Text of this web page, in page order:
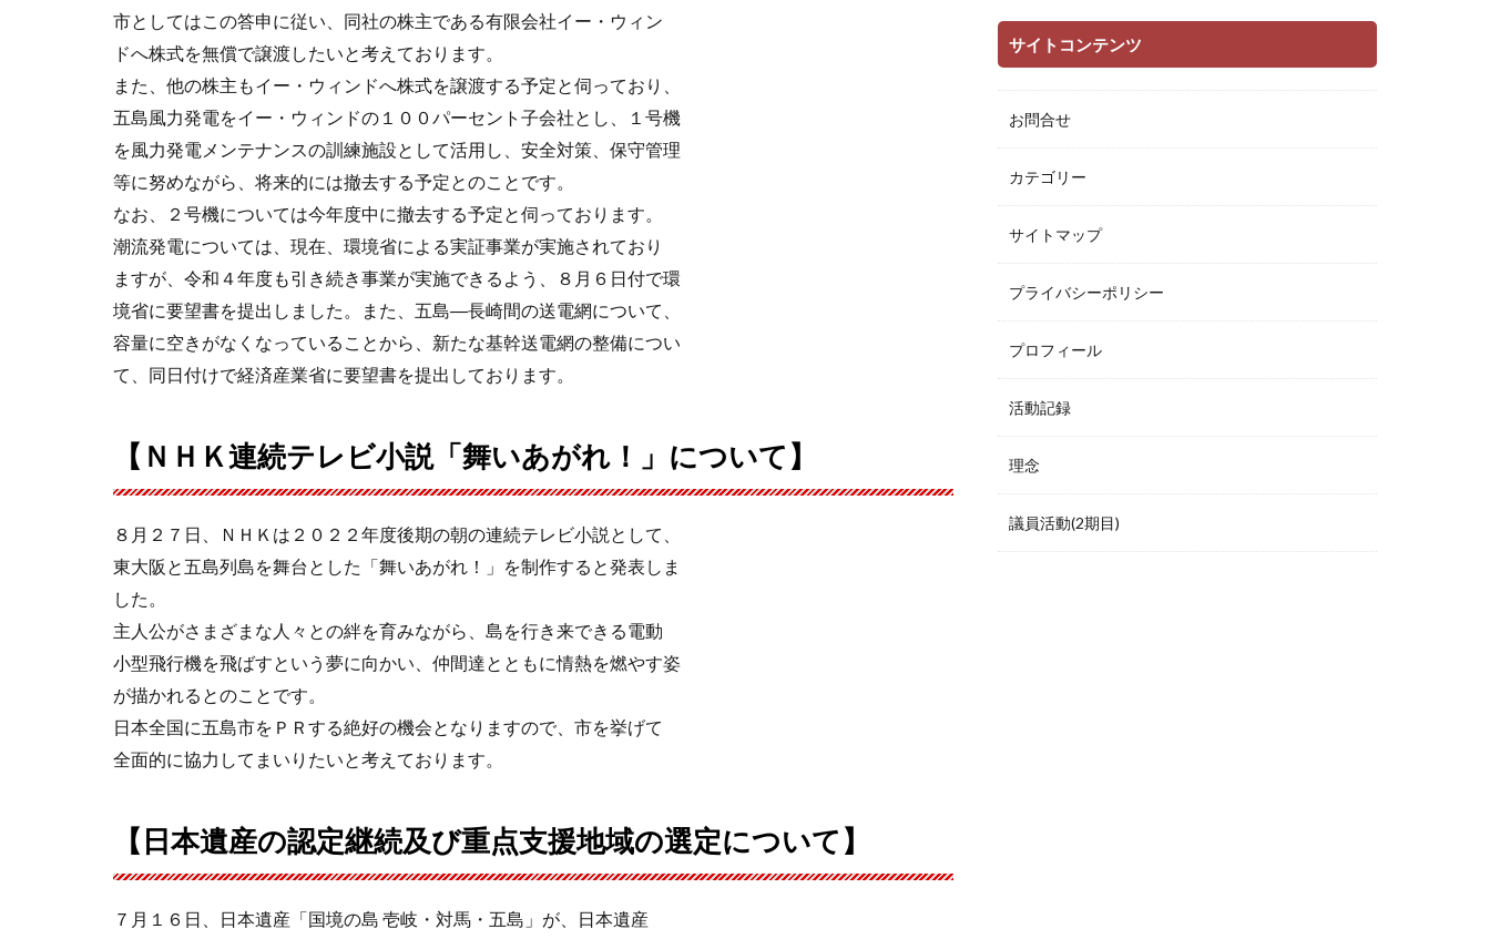
市としてはこの答申に従い、同社の株主である有限会社イー・ウィン
ドへ株式を無償で譲渡したいと考えております。
また、他の株主もイー・ウィンドへ株式を譲渡する予定と伺っており、
五島風力発電をイー・ウィンドの１００パーセント子会社とし、１号機
を風力発電メンテナンスの訓練施設として活用し、安全対策、保守管理
等に努めながら、将来的には撤去する予定とのことです。
なお、２号機については今年度中に撤去する予定と伺っております。
潮流発電については、現在、環境省による実証事業が実施されており
ますが、令和４年度も引き続き事業が実施できるよう、８月６日付で環
境省に要望書を提出しました。また、五島―長崎間の送電網について、
容量に空きがなくなっていることから、新たな基幹送電網の整備につい
て、同日付けで経済産業省に要望書を提出しております。
【ＮＨＫ連続テレビ小説「舞いあがれ！」について】
８月２７日、ＮＨＫは２０２２年度後期の朝の連続テレビ小説として、
東大阪と五島列島を舞台とした「舞いあがれ！」を制作すると発表しま
した。
主人公がさまざまな人々との絆を育みながら、島を行き来できる電動
小型飛行機を飛ばすという夢に向かい、仲間達とともに情熱を燃やす姿
が描かれるとのことです。
日本全国に五島市をＰＲする絶好の機会となりますので、市を挙げて
全面的に協力してまいりたいと考えております。
【日本遺産の認定継続及び重点支援地域の選定について】
７月１６日、日本遺産「国境の島 壱岐・対馬・五島」が、日本遺産
サイトコンテンツ
お問合せ
カテゴリー
サイトマップ
プライバシーポリシー
プロフィール
活動記録
理念
議員活動(2期目)